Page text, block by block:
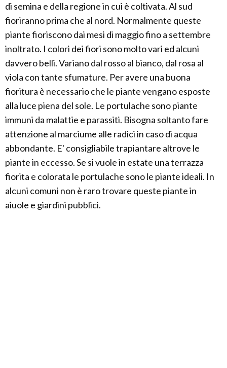
di semina e della regione in cui è coltivata. Al sud
fioriranno prima che al nord. Normalmente queste
piante fioriscono dai mesi di maggio fino a settembre
inoltrato. I colori dei fiori sono molto vari ed alcuni
davvero belli. Variano dal rosso al bianco, dal rosa al
viola con tante sfumature. Per avere una buona
fioritura è necessario che le piante vengano esposte
alla luce piena del sole. Le portulache sono piante
immuni da malattie e parassiti. Bisogna soltanto fare
attenzione al marciume alle radici in caso di acqua
abbondante. E' consigliabile trapiantare altrove le
piante in eccesso. Se si vuole in estate una terrazza
fiorita e colorata le portulache sono le piante ideali. In
alcuni comuni non è raro trovare queste piante in
aiuole e giardini pubblici.